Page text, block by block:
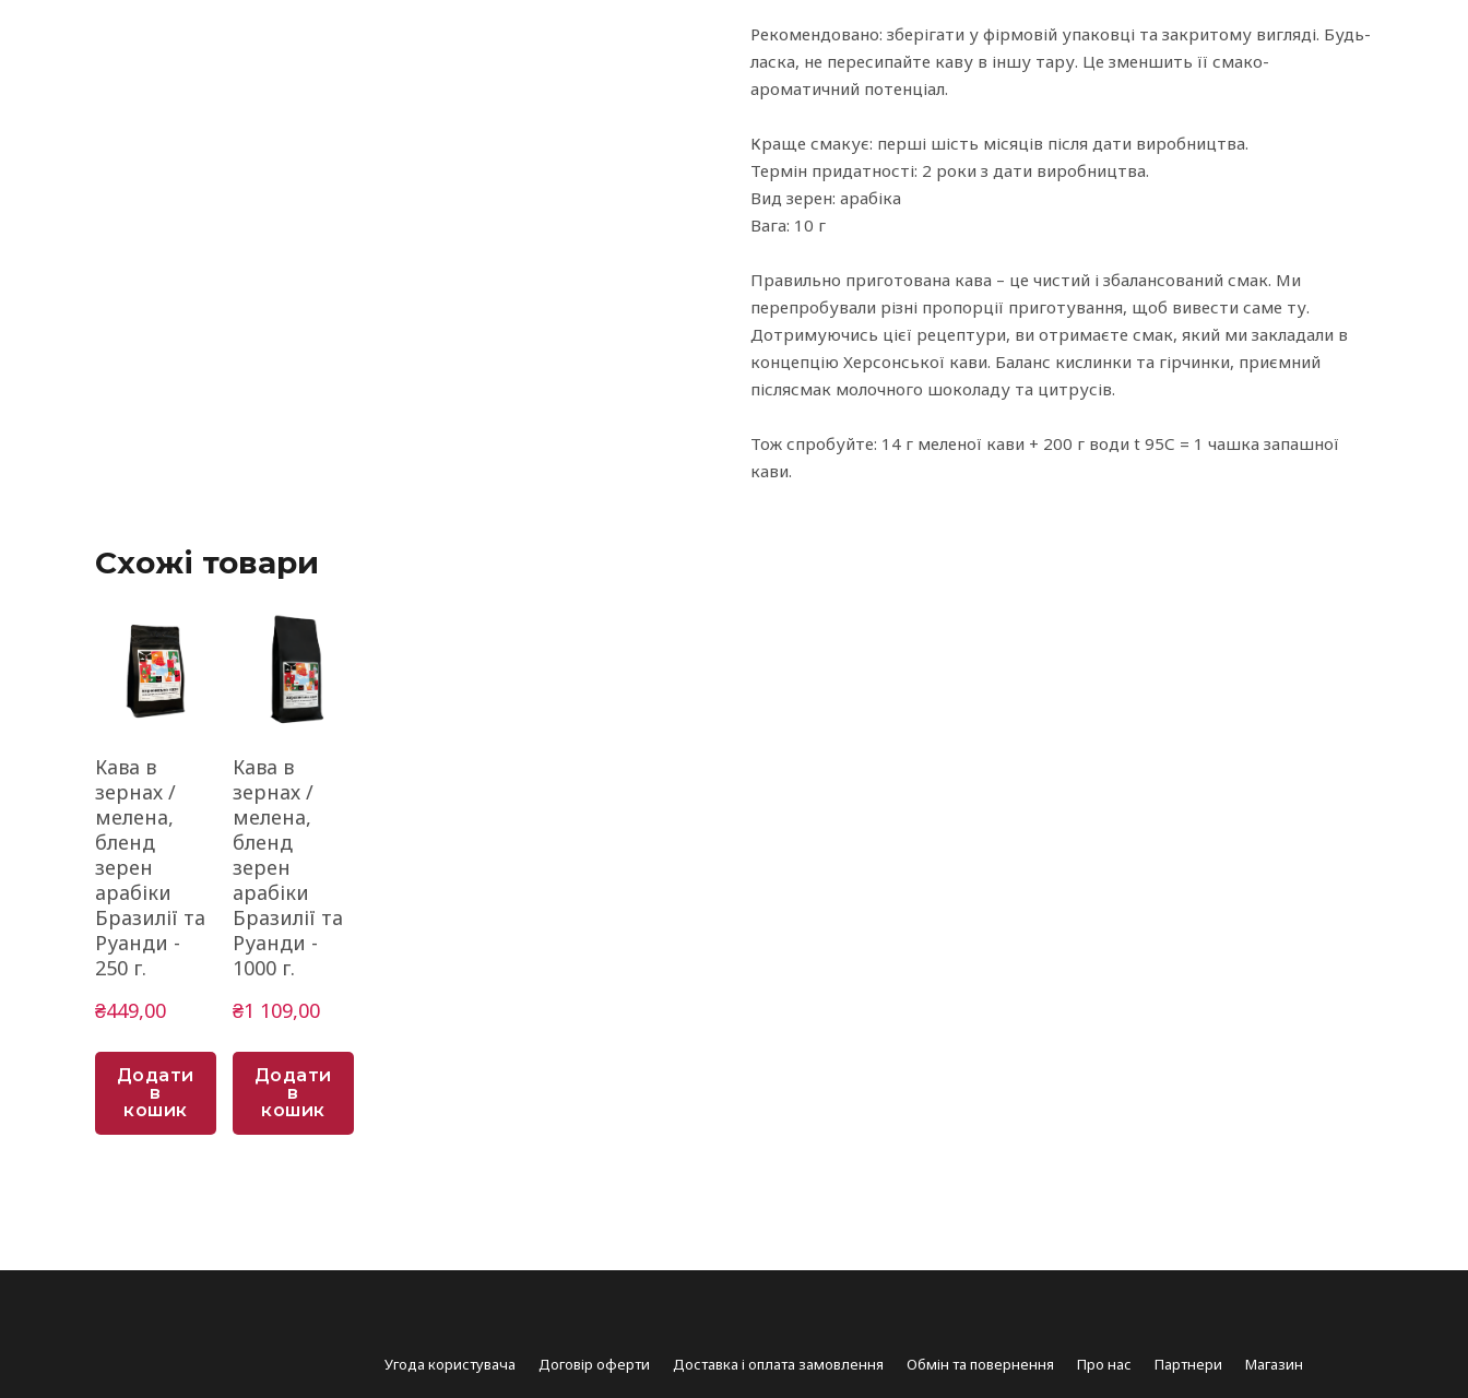
Рекомендовано: зберігати у фірмовій упаковці та закритому вигляді. Будь-
ласка, не пересипайте каву в іншу тару. Це зменшить її смако-
ароматичний потенціал.
Краще смакує: перші шість місяців після дати виробництва.
Термін придатності: 2 роки з дати виробництва.
Вид зерен: арабіка
Вага: 10 г
Правильно приготована кава – це чистий і збалансований смак. Ми
перепробували різні пропорції приготування, щоб вивести саме ту.
Дотримуючись цієї рецептури, ви отримаєте смак, який ми закладали в
концепцію Херсонської кави. Баланс кислинки та гірчинки, приємний
післясмак молочного шоколаду та цитрусів.
Тож спробуйте: 14 г меленої кави + 200 г води t 95С = 1 чашка запашної
кави.
Схожі товари
Кава в
зернах /
мелена,
бленд
зерен
арабіки
Бразилії та
Руанди -
250 г.
₴449,00
Додати
в
кошик
Кава в
зернах /
мелена,
бленд
зерен
арабіки
Бразилії та
Руанди -
1000 г.
₴1 109,00
Додати
в
кошик
Угода користувача Договір оферти Доставка і оплата замовлення Обмін та повернення Про нас Партнери Магазин